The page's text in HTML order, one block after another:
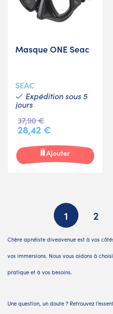
Masque ONE Seac
SEAC
Expédition sous 5
jours
37,90 €
28,42 €
Ajouter
1 2
Chère apnéiste diveavenue est à vos
vos immersions. Nous vous aidons à
pratique et à vos besoins.
Une question, un doute ? Retrouvez